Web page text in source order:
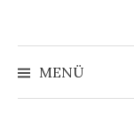
MENÜ